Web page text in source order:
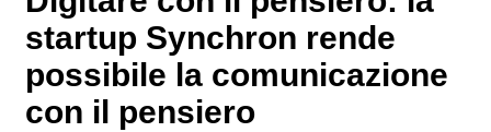
startup Synchron rende
possibile la comunicazione
con il pensiero